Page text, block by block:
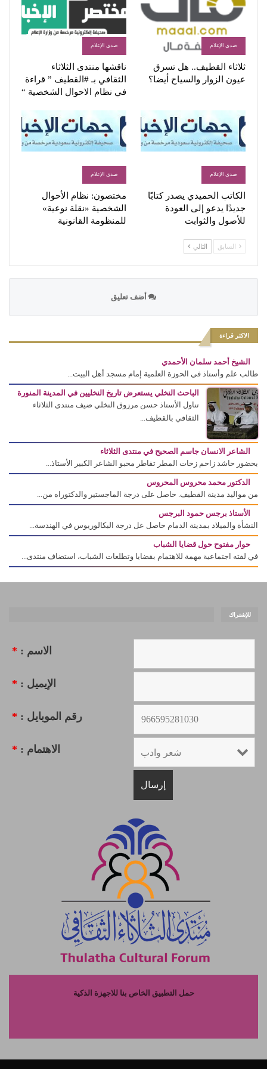
صدى الإعلام
ثلاثاء القطيف.. هل تسرق
عيون الزوار والسياح أيضا؟
صدى الإعلام
ناقشها منتدى الثلاثاء
الثقافي بـ #القطيف ” قراءة
في نظام الاحوال الشخصية “
صدى الإعلام
الكاتب الحميدي يصدر كتابًا
جديدًا يدعو إلى العودة
للأصول والثوابت
صدى الإعلام
مختصون: نظام الأحوال
الشخصية «نقلة نوعية»
للمنظومة القانونية
السابق التالي
أضف تعليق
الاكثر قراءة
الشيخ أحمد سلمان الأحمدي
طالب علم وأستاذ في الحوزة العلمية إمام مسجد أهل البيت...
الباحث النخلي يستعرض تاريخ النخليين في المدينة المنورة
تناول الأستاذ حسن مرزوق النخلي ضيف منتدى الثلاثاء
الثقافي بالقطيف...
الشاعر الانسان جاسم الصحيح في منتدى الثلاثاء
بحضور حاشد زاحم زخات المطر تقاطر محبو الشاعر الكبير الأستاذ...
الدكتور محمد محروس المحروس
من مواليد مدينة القطيف. حاصل على درجة الماجستير والدكتوراه من...
الأستاذ برجس حمود البرجس
النشأة والميلاد بمدينة الدمام حاصل عل درجة البكالوريوس في الهندسة...
حوار مفتوح حول قضايا الشباب
في لفته اجتماعية مهمة للاهتمام بقضايا وتطلعات الشباب، استضاف منتدى...
للإشتراك
الاسم : *
الإيميل : *
رقم الموبايل : *
الاهتمام : *
حمل التطبيق الخاص بنا للاجهزة الذكية